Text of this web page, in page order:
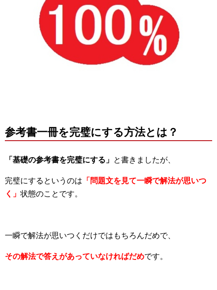
参考書一冊を完璧にする方法とは？
「基礎の参考書を完璧にする」 と書きましたが、
完璧にするというのは 「問題文を見て一瞬で解法が思いつ
く」 状態のことです。
一瞬で解法が思いつくだけではもちろんだめで、
その解法で答えがあっていなければだめです。